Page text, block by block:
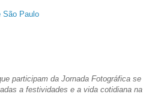
São Paulo
participam da Jornada Fotográfica se
a festividades e a vida cotidiana na